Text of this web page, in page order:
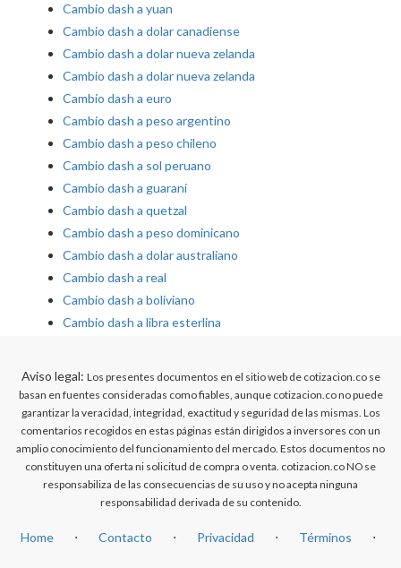
Cambio dash a yuan
Cambio dash a dolar canadiense
Cambio dash a dolar nueva zelanda
Cambio dash a dolar nueva zelanda
Cambio dash a euro
Cambio dash a peso argentino
Cambio dash a peso chileno
Cambio dash a sol peruano
Cambio dash a guarani
Cambio dash a quetzal
Cambio dash a peso dominicano
Cambio dash a dolar australiano
Cambio dash a real
Cambio dash a boliviano
Cambio dash a libra esterlina
Aviso legal: Los presentes documentos en el sitio web de cotizacion.co se
basan en fuentes consideradas como fiables, aunque cotizacion.co no puede
garantizar la veracidad, integridad, exactitud y seguridad de las mismas. Los
comentarios recogidos en estas páginas están dirigidos a inversores con un
amplio conocimiento del funcionamiento del mercado. Estos documentos no
constituyen una oferta ni solicitud de compra o venta. cotizacion.co NO se
responsabiliza de las consecuencias de su uso y no acepta ninguna
responsabilidad derivada de su contenido.
Home ⋅ Contacto ⋅ Privacidad ⋅ Términos ⋅